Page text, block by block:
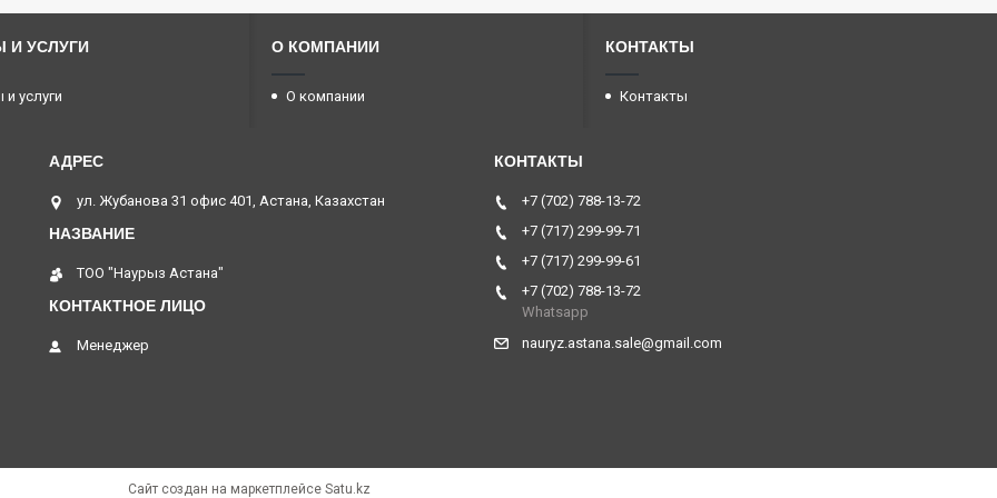
И УСЛУГИ
услуги
О КОМПАНИИ
О компании
КОНТАКТЫ
Контакты
ул. Жубанова 31 офис 401, Астана, Казахстан
ТОО "Наурыз Астана"
Менеджер
+7 (702) 788-13-72
+7 (717) 299-99-71
+7 (717) 299-99-61
+7 (702) 788-13-72
Whatsapp
nauryz.astana.sale@gmail.com
Сайт создан на маркетплейсе Satu.kz